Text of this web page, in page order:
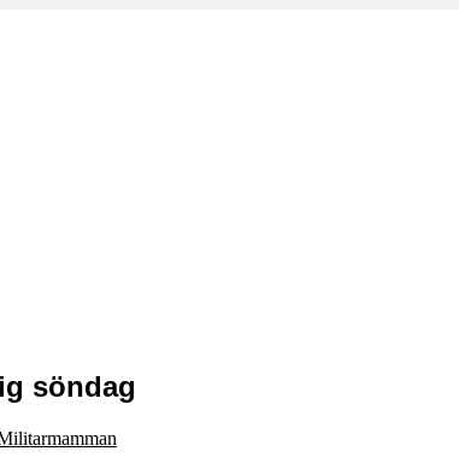
märkbart obekväm
söndag